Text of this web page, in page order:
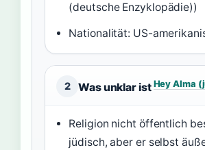
(deutsche Enzyklopädie))
Nationalität: US-
2 Was unklar istHey Alma
Religion nicht öffentlich
jüdisch, aber er selbst